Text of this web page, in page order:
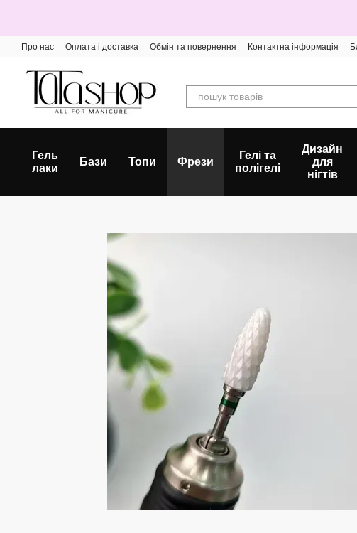
Про нас Оплата і доставка Обмін та повернення Контактна інформація
Гель
лаки
Бази Топи Фрези
Гелі та
полігелі
Дизайн
для
нігтів